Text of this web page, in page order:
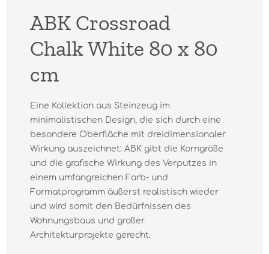
ABK Crossroad
Chalk White 80 x 80
cm
Eine Kollektion aus Steinzeug im
minimalistischen Design, die sich durch eine
besondere Oberfläche mit dreidimensionaler
Wirkung auszeichnet: ABK gibt die Korngröße
und die grafische Wirkung des Verputzes in
einem umfangreichen Farb- und
Formatprogramm äußerst realistisch wieder
und wird somit den Bedürfnissen des
Wohnungsbaus und großer
Architekturprojekte gerecht.